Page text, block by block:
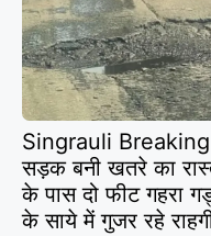
Singrauli Breaking
सड़क बनी खतरे का
के पास दो फीट गहरा
के साये में गुजर रहे